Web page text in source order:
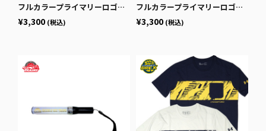
フルカラープライマリーロゴドライTシャツ ブルー
¥3,300 (税込)
フルカラープライマリーロゴドライTシャツ ブラック
¥3,300 (税込)